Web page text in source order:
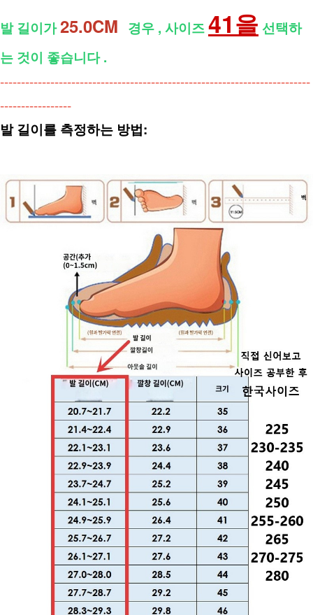
발 길이가 25.0CM 경우 , 사이즈 41을 선택하
는 것이 좋습니다 .
--------------------------------------------------------------------------
-----------------
발 길이를 측정하는 방법: